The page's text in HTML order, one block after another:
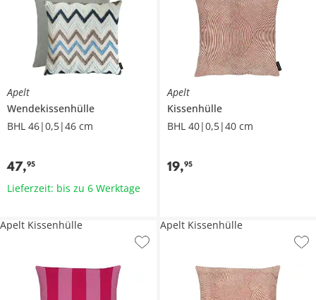
Apelt
Wendekissenhülle
BHL 46|0,5|46 cm
47,95
Lieferzeit: bis zu 6 Werktage
Apelt
Kissenhülle
BHL 40|0,5|40 cm
19,95
Apelt Kissenhülle Apelt Kissenhülle